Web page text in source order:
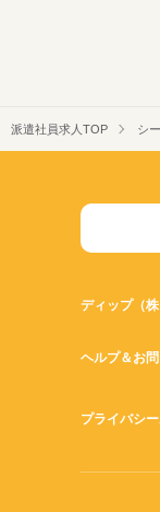
派遣社員求人TOP シ
ディップ（株
ヘルプ＆お
プライバシ